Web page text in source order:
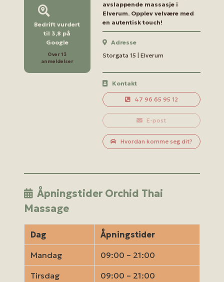
Bedrift vurdert
til 3,8 på
Google
Over 13
anmeldelser
avslappende massasje i
Elverum. Opplev velvære med
en autentisk touch!
Adresse
Storgata 15 | Elverum
Kontakt
47 96 65 95 12
E-post
Hvordan komme seg dit?
Åpningstider Orchid Thai
Massage
Dag Åpningstider
Mandag 09:00 – 21:00
Tirsdag 09:00 – 21:00